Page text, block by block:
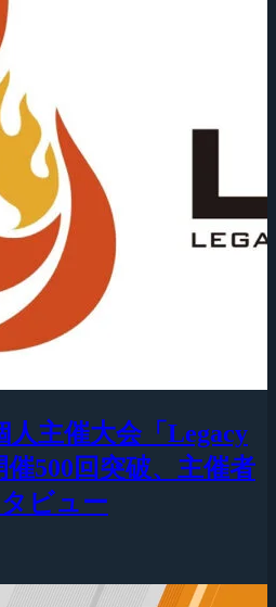
人主催大会「Legacy
催500回突破、主催者
ビュー